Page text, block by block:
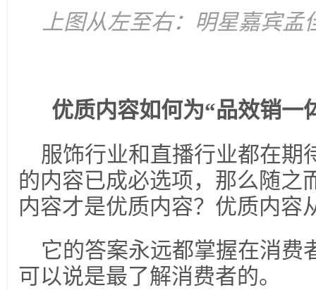
上图从左至右：明星嘉宾孟
优质内容如何为“品效销一
服饰行业和直播行业都在期
的内容已成必选项，那么随之
内容才是优质内容？优质内容
它的答案永远都掌握在消费
可以说是最了解消费者的。